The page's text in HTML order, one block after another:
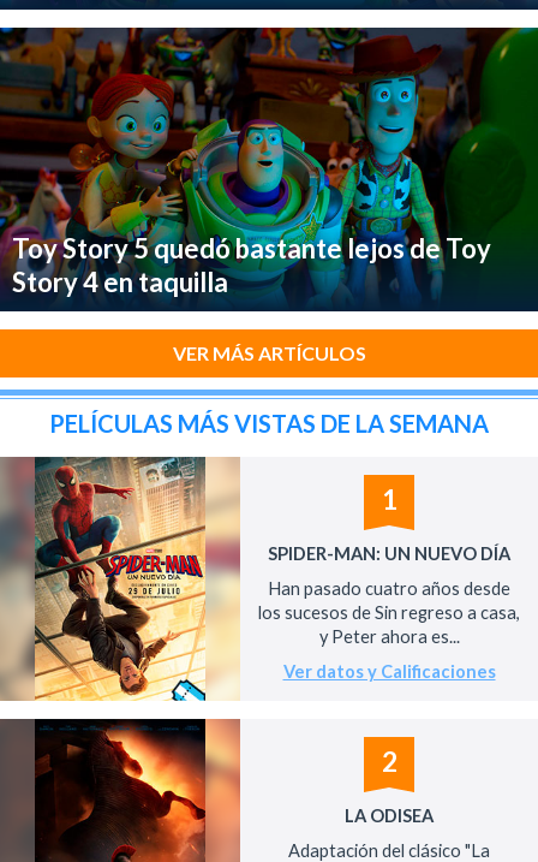
Toy Story 5 quedó bastante lejos de Toy
Story 4 en taquilla
VER MÁS ARTÍCULOS
PELÍCULAS MÁS VISTAS DE LA SEMANA
1
SPIDER-MAN: UN NUEVO DÍA
Han pasado cuatro años desde
los sucesos de Sin regreso a casa,
y Peter ahora es...
Ver datos y Calificaciones
2
LA ODISEA
Adaptación del clásico "La